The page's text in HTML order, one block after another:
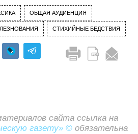
ОБЩАЯ АУДИЕНЦИЯ
СТИХИЙНЫЕ БЕДСТВИЯ
сайта ссылка на
газету» © обязательна